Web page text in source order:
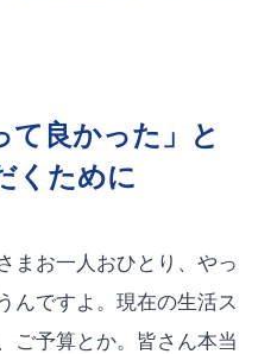
て良かった」と
くために
まお一人おひとり、やっ
んですよ。現在の生活ス
ご予算とか。皆さん本当